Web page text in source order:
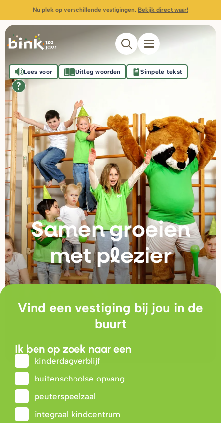
Nu plek op verschillende vestigingen. Bekijk direct waar!
Samen groeien
met plezier
Lees voor Uitleg woorden Simpele tekst
Vind een vestiging bij jou in de
buurt
Ik ben op zoek naar een
kinderdagverblijf
buitenschoolse opvang
peuterspeelzaal
integraal kindcentrum